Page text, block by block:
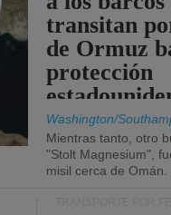
transitan
de Ormuz
protección
Washington/
Mientras tanto, otro
"Stolt Magnesium",
misil cerca de Omán.